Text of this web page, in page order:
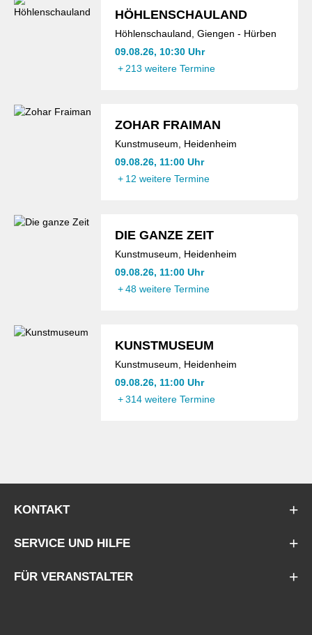
HÖHLENSCHAULAND
Höhlenschauland, Giengen - Hürben
09.08.26, 10:30 Uhr
+ 213 weitere Termine
ZOHAR FRAIMAN
Kunstmuseum, Heidenheim
09.08.26, 11:00 Uhr
+ 12 weitere Termine
DIE GANZE ZEIT
Kunstmuseum, Heidenheim
09.08.26, 11:00 Uhr
+ 48 weitere Termine
KUNSTMUSEUM
Kunstmuseum, Heidenheim
09.08.26, 11:00 Uhr
+ 314 weitere Termine
KONTAKT
SERVICE UND HILFE
FÜR VERANSTALTER